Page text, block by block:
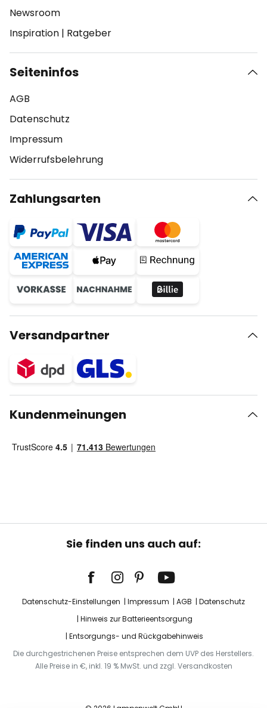
Newsroom
Inspiration | Ratgeber
Seiteninfos
AGB
Datenschutz
Impressum
Widerrufsbelehrung
Zahlungsarten
Versandpartner
Kundenmeinungen
Sie finden uns auch auf:
Datenschutz-Einstellungen Impressum AGB
Datenschutz
Hinweis zur Batterieentsorgung
Entsorgungs- und Rückgabehinweis
Die durchgestrichenen Preise entsprechen dem UVP des Herstellers.
Alle Preise in €, inkl. 19 % MwSt. und zzgl. Versandkosten